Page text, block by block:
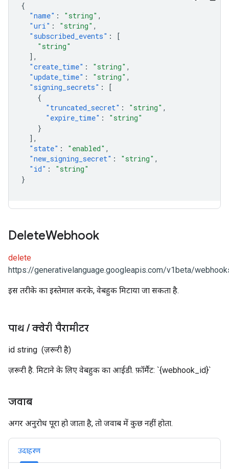
{
"name" : "string" ,
"uri" : "string" ,
"subscribed_events" :
[
"string"
],
"create_time" : "string" ,
"update_time" : "string" ,
"signing_secrets" :
[
{
"truncated_secret" : "string" ,
"expire_time" :
"string"
}
],
"state" : "enabled" ,
"new_signing_secret" : "string" ,
"id" :
"string"
}
DeleteWebhook
delete
https://generativelanguage.googleapis.com/v1beta/
इस तरीके का इस्तेमाल करके, वेबहुक मिटाया जा सकता है.
पाथ/क्वेरी पैरामीटर
id string (ज़रूरी है)
ज़रूरी है. मिटाने के लिए वेबहुक का आईडी. फ़ॉर्मैट: `{webhook_id}`
जवाब
अगर अनुरोध पूरा हो जाता है, तो जवाब में कुछ नहीं होता.
उदाहरण